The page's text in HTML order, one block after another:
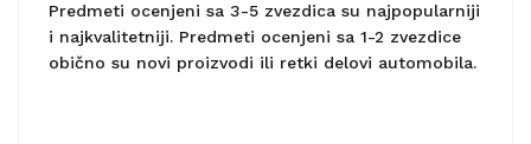
Predmeti ocenjeni sa 3-5 zvezdica su najpopularniji
i najkvalitetniji. Predmeti ocenjeni sa 1-2 zvezdice
obično su novi proizvodi ili retki delovi automobila.